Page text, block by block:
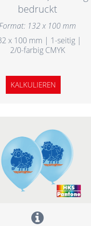
bedruckt
132 x 100 mm
x 100 mm | 1-seitig |
2/0-farbig CMYK
KALKULIEREN